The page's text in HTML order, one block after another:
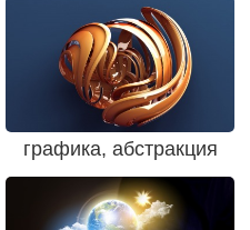
графика, абстракция